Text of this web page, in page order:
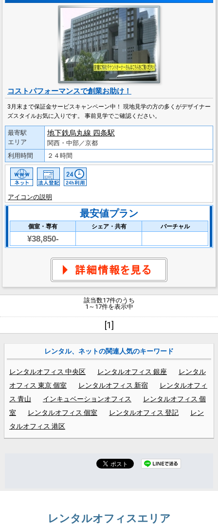
コストパフォーマンスで創業お助け！
3月末まで保証金サービスキャンペーン中！ 現地見学の方の多くがデザイナー
ズスタイルお気に入りです。 事前見学でご確認ください。
最寄駅
エリア
地下鉄烏丸線 四条駅
関西・中部／京都
利用時間
２４時間
アイコンの説明
最安値プラン
個室・専有 シェア・共有 バーチャル
¥38,850-
該当数17件のうち
1～17件を表示中
[1]
レンタル、ネットの関連人気のキーワード
レンタルオフィス 中央区 レンタルオフィス 銀座
レンタル
オフィス 東京 個室
レンタルオフィス 新宿
レンタルオフィ
ス 青山
インキュベーションオフィス
レンタルオフィス 個
室
レンタルオフィス 個室 レンタルオフィス 登記
レン
タルオフィス 港区
レンタルオフィスエリア